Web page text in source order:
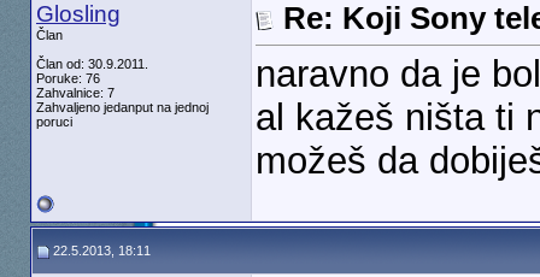
Glosling
Član
Član od: 30.9.2011.
Poruke: 76
Zahvalnice: 7
Zahvaljeno jedanput na jednoj
poruci
Re: Koji Sony
naravno da je
al kažeš ništa ti
možeš da
22.5.2013, 18:11